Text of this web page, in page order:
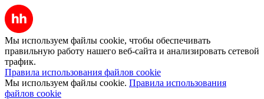
Мы используем файлы cookie, чтобы обеспечивать
правильную работу нашего веб-сайта и анализировать сетевой
трафик.
Правила использования файлов cookie
Мы используем файлы cookie. Правила использования
файлов cookie